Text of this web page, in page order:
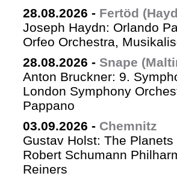
28.08.2026 - Fertöd
Joseph Haydn: Orlando
Orfeo Orchestra,
28.08.2026 - Snape
Anton Bruckner: 9.
London Symphony
Pappano
03.09.2026 - Chemnitz
Gustav Holst: The Planets
Robert Schumann
Reiners